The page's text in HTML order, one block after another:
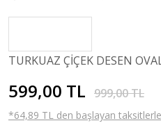
TURKUAZ ÇİÇEK DESEN
599,00 TL 999,00 TL
*64,89 TL den başlayan